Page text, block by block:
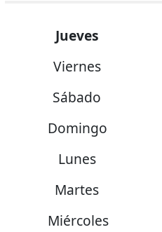
Jueves
Viernes
Sábado
Domingo
Lunes
Martes
Miércoles